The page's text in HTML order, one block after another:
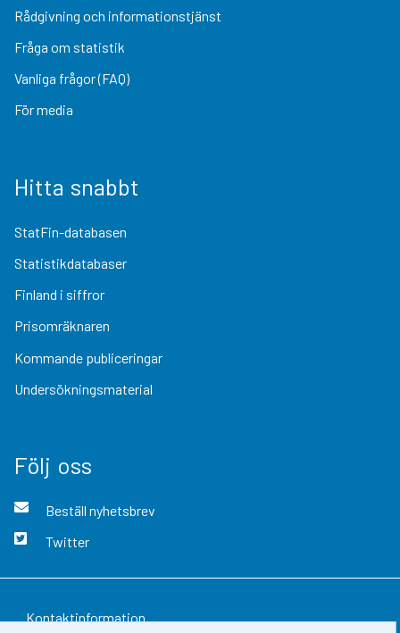
Rådgivning och informationstjänst
Fråga om statistik
Vanliga frågor (FAQ)
För media
Hitta snabbt
StatFin-databasen
Statistikdatabaser
Finland i siffror
Prisomräknaren
Kommande publiceringar
Undersökningsmaterial
Följ oss
Beställ nyhetsbrev
Twitter
Kontaktinformation